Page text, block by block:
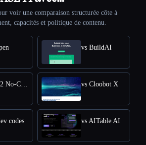
voir une comparaison structurée côte à
capacités et politique de contenu.
vs BuildAI
vs B12 No-Code AI vs Cloobot X
codes vs AITable AI